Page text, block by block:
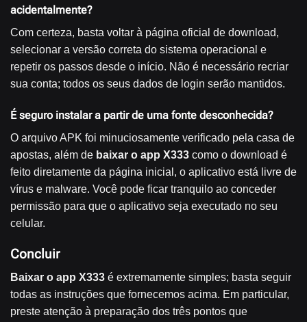
acidentalmente?
Com certeza, basta voltar à página oficial de download,
selecionar a versão correta do sistema operacional e
repetir os passos desde o início. Não é necessário recriar
sua conta; todos os seus dados de login serão mantidos.
É seguro instalar a partir de uma fonte desconhecida?
O arquivo APK foi minuciosamente verificado pela casa de
apostas, além de baixar o app X333 como o download é
feito diretamente da página inicial, o aplicativo está livre de
vírus e malware. Você pode ficar tranquilo ao conceder
permissão para que o aplicativo seja executado no seu
celular.
Concluir
Baixar o app X333 é extremamente simples; basta seguir
todas as instruções que fornecemos acima. Em particular,
preste atenção à preparação dos três pontos que